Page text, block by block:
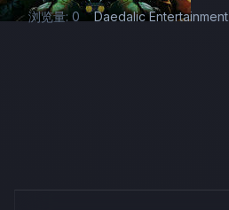
浏览量: 0 Daedalic Entertainment